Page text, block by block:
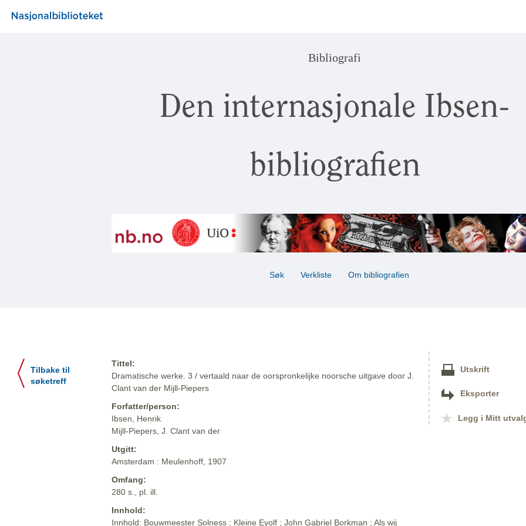
Bibliografi
Den internasjonale Ibsen-
bibliografien
Søk Verkliste Om bibliografien
Tilbake til
søketreff
Tittel:
Dramatische werke. 3 / vertaald naar de oorspronkelijke noorsche uitgave door J.
Clant van der Mijll-Piepers
Forfatter/person:
Ibsen, Henrik
Mijll-Piepers, J. Clant van der
Utgitt:
Amsterdam : Meulenhoff, 1907
Omfang:
280 s., pl. ill.
Innhold:
Innhold: Bouwmeester Solness ; Kleine Eyolf ; John Gabriel Borkman ; Als wij
Utskrift
Eksporter
Legg i Mitt